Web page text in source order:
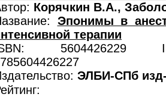
Корячкин В.А.,
Эпонимы в
терапии
5604426229
ЭЛБИ-СПб